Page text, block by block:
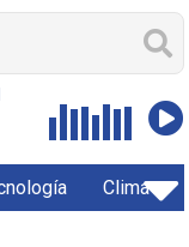
Clima